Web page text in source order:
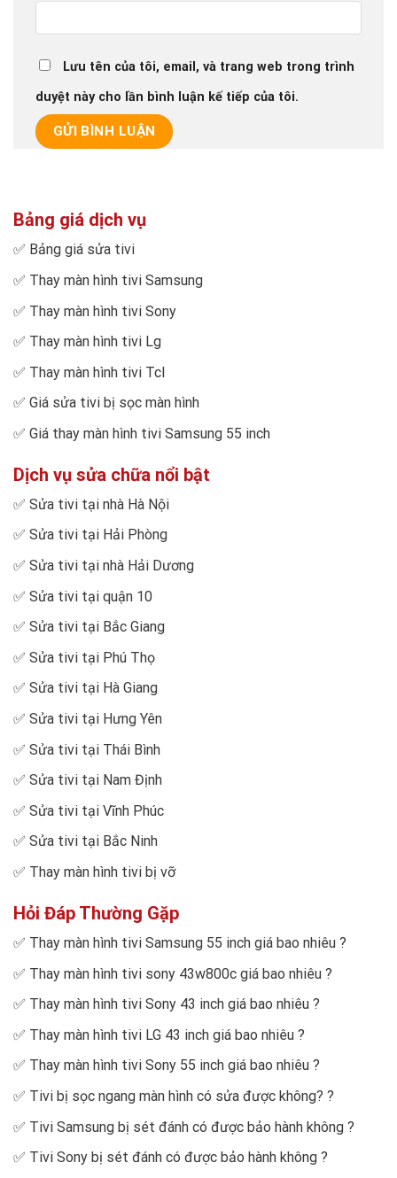
Lưu tên của tôi, email, và trang web trong trình
duyệt này cho lần bình luận kế tiếp của tôi.
Bảng giá dịch vụ
✅ Bảng giá sửa tivi
✅ Thay màn hình tivi Samsung
✅ Thay màn hình tivi Sony
✅ Thay màn hình tivi Lg
✅ Thay màn hình tivi Tcl
✅ Giá sửa tivi bị sọc màn hình
✅ Giá thay màn hình tivi Samsung 55 inch
Dịch vụ sửa chữa nổi bật
✅ Sửa tivi tại nhà Hà Nội
✅ Sửa tivi tại Hải Phòng
✅ Sửa tivi tại nhà Hải Dương
✅ Sửa tivi tại quận 10
✅ Sửa tivi tại Bắc Giang
✅ Sửa tivi tại Phú Thọ
✅ Sửa tivi tại Hà Giang
✅ Sửa tivi tại Hưng Yên
✅ Sửa tivi tại Thái Bình
✅ Sửa tivi tại Nam Định
✅ Sửa tivi tại Vĩnh Phúc
✅ Sửa tivi tại Bắc Ninh
✅ Thay màn hình tivi bị vỡ
Hỏi Đáp Thường Gặp
✅ Thay màn hình tivi Samsung 55 inch giá bao nhiêu ?
✅ Thay màn hình tivi sony 43w800c giá bao nhiêu ?
✅ Thay màn hình tivi Sony 43 inch giá bao nhiêu ?
✅ Thay màn hình tivi LG 43 inch giá bao nhiêu ?
✅ Thay màn hình tivi Sony 55 inch giá bao nhiêu ?
✅ Tivi bị sọc ngang màn hình có sửa được không? ?
✅ Tivi Samsung bị sét đánh có được bảo hành không ?
✅ Tivi Sony bị sét đánh có được bảo hành không ?